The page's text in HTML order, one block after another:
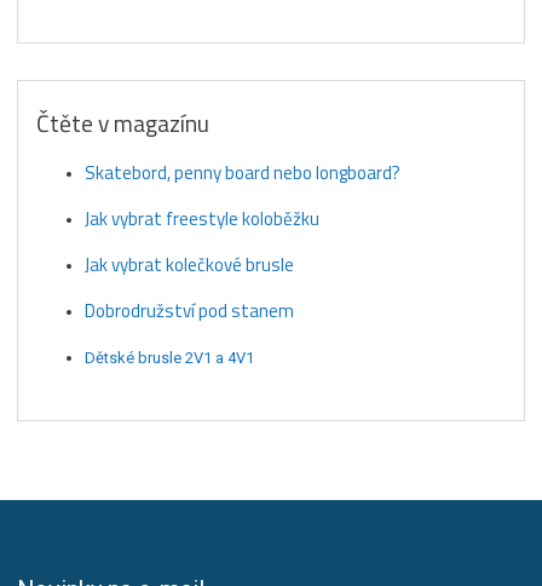
Čtěte v magazínu
Skatebord, penny board nebo longboard?
Jak vybrat freestyle koloběžku
Jak vybrat kolečkové brusle
Dobrodružství pod stanem
Dětské brusle 2V1 a 4V1